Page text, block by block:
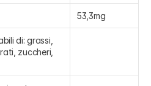
53,3mg
di: grassi,
zuccheri,